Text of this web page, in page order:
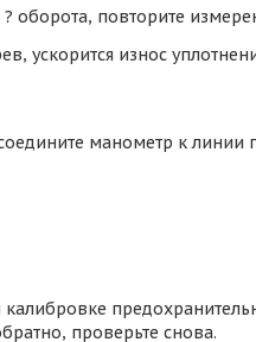
оборота, повторите
ускорится износ
манометр к
проверьте снова.